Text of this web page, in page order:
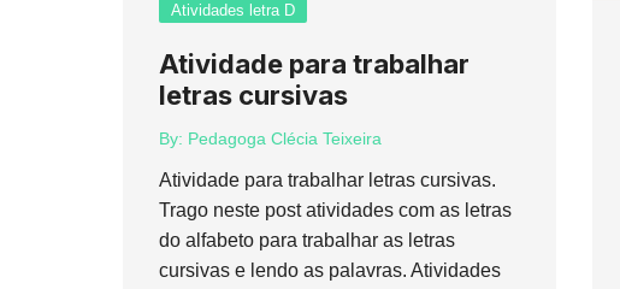
Atividades letra D
Atividade para trabalhar
letras cursivas
By: Pedagoga Clécia Teixeira
Atividade para trabalhar letras cursivas.
Trago neste post atividades com as letras
do alfabeto para trabalhar as letras
cursivas e lendo as palavras. Atividades